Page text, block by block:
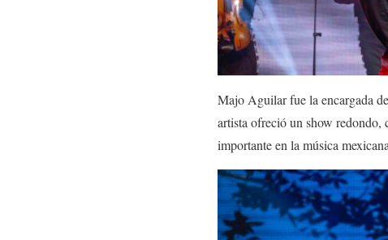
Majo Aguilar fue la encargada
artista ofreció un show
importante en la música